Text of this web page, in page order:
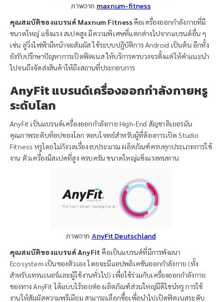
ภาพจาก maxnum-fitness
คุณสมบัติของแบรนด์ Maxnum Fitnessคือเครื่องออกกำลังกายที่มี
ขนาดใหญ่ แข็งแรง สเปคสูง มีความพิเศษที่แตกต่างไปจากแบรนด์อื่น ๆ
เช่น ลู่วิ่งไฟฟ้ามีหน้าจอสัมผัส ใช้ระบบปฏิบัติการ Android เป็นต้น อีกทั้ง
ยังรับปรึกษาปัญหาการเปิดฟิตเนส ให้บริการครบวงจรตั้งแต่ให้คำแนะนำ
ไปจนถึงจัดส่งสินค้าให้ถึงสถานที่ประกอบการ
AnyFit แบรนด์เครื่องออกกำลังกายหรู
ระดับโลก
AnyFit เป็นแบรนด์เครื่องออกกำลังกาย High-End สัญชาติเยอรมัน
คุณภาพระดับท็อปของโลก ตอบโจทย์สำหรับผู้ที่ต้องการเปิด Studio
Fitness หรูโดยไม่กังวลเรื่องงบประมาณ ผลิตภัณฑ์ครบทุกประเภทการใช้
งาน ตัวเครื่องมีสเปคที่สูง ครบครัน ขนาดใหญ่แข็งแรงทนทาน
ภาพจาก AnyFit Deutschland
คุณสมบัติของแบรนด์ AnyFitคือเป็นแบรนด์ที่มีการพัฒนา
Ecosystem เป็นของตัวเอง โดยจะมีแอปพลิเคชันออกกำลังกาย (ทั้ง
สำหรับเทรนเนอร์และผู้ใช้งานทั่วไป) เพื่อใช้ร่วมกับเครื่องออกกำลังกาย
ของทาง AnyFit ได้แบบไร้รอยต่อ ผลิตภัณฑ์ส่วนใหญ่มีดีไซน์หรู การใช้
งานให้สัมผัสความพรีเมียม สามารถเลือกซื้อเพื่อนำไปเปิดฟิตเนสระดับ